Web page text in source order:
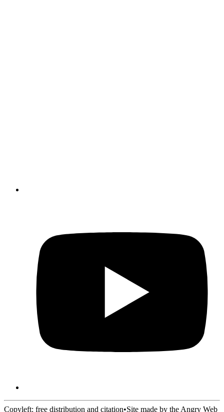
Copyleft: free distribution and citation•Site made by the Angry Web